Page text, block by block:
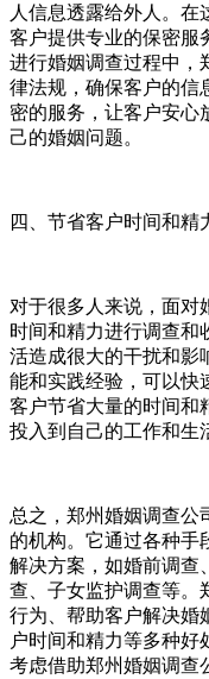
人信息透露给外人。在
客户提供专业的保密服
进行婚姻调查过程中，
律法规，确保客户的信
密的服务，让客户安心
己的婚姻问题。
四、节省客户时间和精
对于很多人来说，面对
时间和精力进行调查和
活造成很大的干扰和影
能和实践经验，可以快
客户节省大量的时间和
投入到自己的工作和生
总之，郑州婚姻调查公
的机构。它通过各种手
解决方案，如婚前调查
查、子女监护调查等。
行为、帮助客户解决婚
户时间和精力等多种
考虑借助郑州婚姻调查